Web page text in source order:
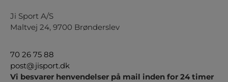
Ji Sport A/S
Maltvej 24, 9700 Brønderslev
70 26 75 88
post@jisport.dk
Vi besvarer henvendelser på mail inden for 24 timer